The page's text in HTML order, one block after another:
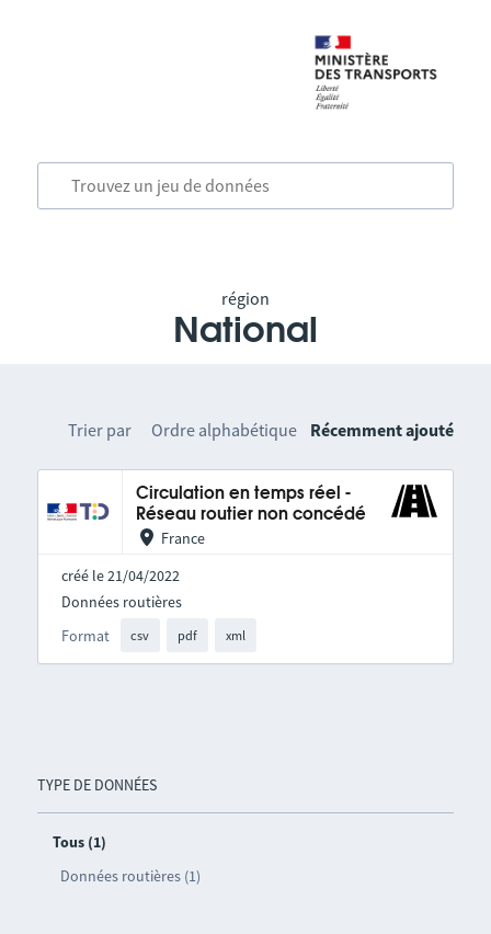
région
National
TYPE DE DONNÉES
Tous (1)
Données routières (1)
Trier par Ordre alphabétique Récemment ajouté
Circulation en temps réel -
Réseau routier non concédé
France
créé le 21/04/2022
Format csv pdf xml
Données routières